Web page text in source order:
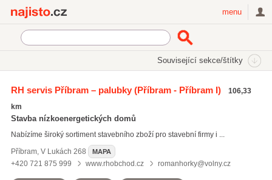
menu
Související sekce/štítky
OSB desky
palubky(446)
RH servis Příbram – palubky(Příbram - Příbram I)
106,33
km
Stavba nízkoenergetických domů
Nabízíme široký sortiment stavebního zboží pro stavební firmy i ...
Příbram, V Lukách 268 MAPA
+420 721 875 999 www.rhobchod.cz romanhorky@volny.cz